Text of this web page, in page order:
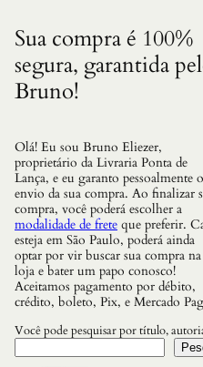
,
S
A
M
B
T
E
A
T
R
O
E
I
D
E
N
T
I
D
A
Sua compra é 100%
segura, garantida
Bruno!
Olá! Eu sou Bruno Eliezer,
proprietário da Livraria Ponta de
Lança, e eu garanto pessoalmente o
envio da sua compra. Ao finalizar
compra, você poderá escolher a
modalidade de frete que preferir.
esteja em São Paulo, poderá ainda
optar por vir buscar sua compra na
loja e bater um papo conosco!
Aceitamos pagamento por débito,
crédito, boleto, Pix, e Mercado
Você pode pesquisar por título,